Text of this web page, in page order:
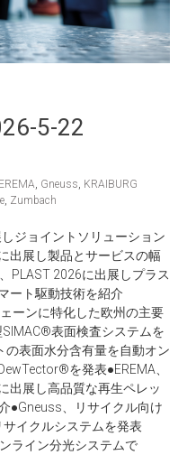
5-22
EREMA Gneuss KRAIBURG
, Zumbach
ジョイントソリューション
出展し製品とサービスの幅
PLAST 2026に出展しプラス
ート駆動技術を紹介
ーンに特化した欧州の主要
表面検査システムを
表面水分含有量を自動オン
を発表●EREMA、
出展し高品質な再生ペレッ
●Gneuss、リサイクル向け
イクルシステムを発表
ライン分光システムで